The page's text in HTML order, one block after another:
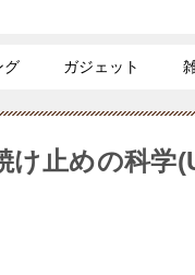
グ ガジェット
け止めの科学